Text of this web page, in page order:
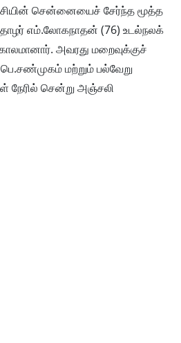
சென்னையைச் சேர்ந்த மூத்த
எம்.லோகநாதன் (76) உடல்நலக்
அவரது மறைவுக்குச்
பெ.சண்முகம் மற்றும் பல்வேறு
நேரில் சென்று அஞ்சலி